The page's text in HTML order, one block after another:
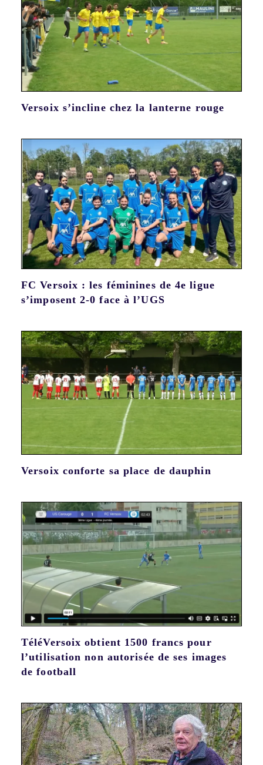
Versoix s’incline chez la lanterne rouge
FC Versoix : les féminines de 4e ligue
s’imposent 2-0 face à l’UGS
Versoix conforte sa place de dauphin
TéléVersoix obtient 1500 francs pour
l’utilisation non autorisée de ses images
de football